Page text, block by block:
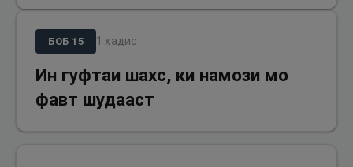
БОБ 15 1 ҳадис
Ин гуфтаи шахс, ки намози мо
фавт шудааст